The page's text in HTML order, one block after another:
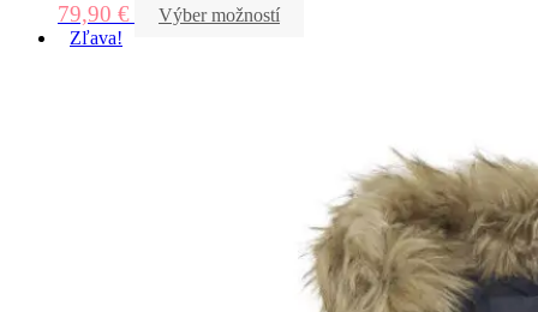
79,90 €
Výber možností
Zľava!